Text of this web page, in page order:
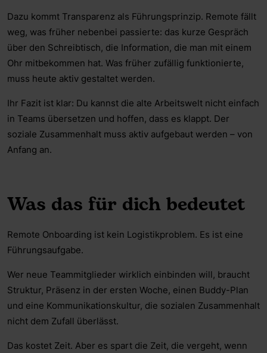
Dazu kommt Transparenz als Führungsprinzip. Remote fällt
weg, was früher nebenbei passierte: das kurze Gespräch
über den Schreibtisch, die Information, die man mit einem
Ohr mitbekommen hat. Was früher zufällig funktionierte,
muss heute aktiv gestaltet werden.
Ihr Fazit ist klar: Du kannst die alte Arbeitswelt nicht einfach
in Teams übersetzen und hoffen, dass es klappt. Der
soziale Zusammenhalt muss aktiv aufgebaut werden – von
Anfang an.
Was das für dich bedeutet
Remote Onboarding ist kein Logistikproblem. Es ist eine
Führungsaufgabe.
Wer neue Teammitglieder wirklich einbinden will, braucht
Struktur, Präsenz in der ersten Woche, einen Buddy-Plan
und eine Kommunikationskultur, die sozialen Zusammenhalt
nicht dem Zufall überlässt.
Das kostet Zeit. Aber es spart die Zeit, die vergeht, wenn